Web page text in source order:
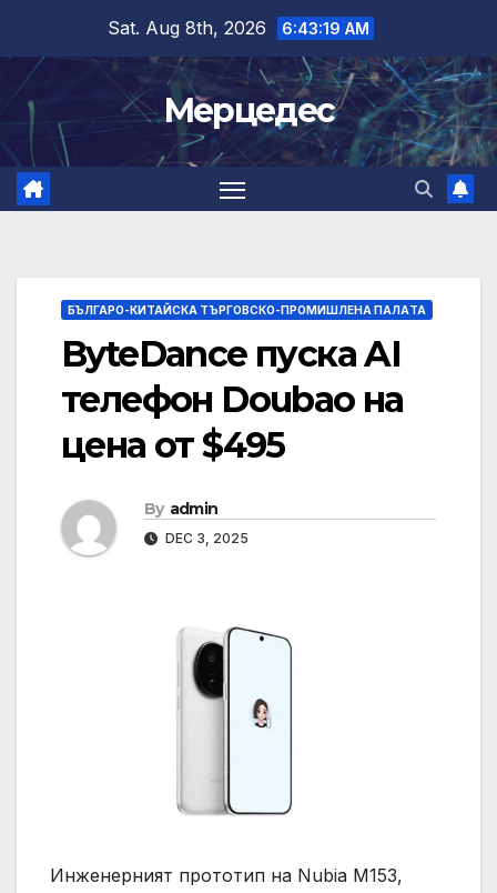
content
Sat. Aug 8th, 2026 6:43:20 AM
Мерцедес
БЪЛГАРО-КИТАЙСКА ТЪРГОВСКО-ПРОМИШЛЕНА ПАЛAТА
ByteDance пуска AI
телефон Doubao на
цена от $495
By admin
DEC 3, 2025
Инженерният прототип на Nubia M153,